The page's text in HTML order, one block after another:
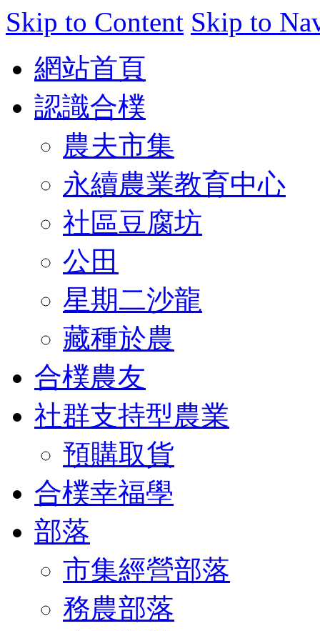
Skip to Content Skip to
網站首頁
認識合樸
農夫市集
永續農業教育中心
社區豆腐坊
公田
星期二沙龍
藏種於農
合樸農友
社群支持型農業
預購取貨
合樸幸福學
部落
市集經營部落
務農部落